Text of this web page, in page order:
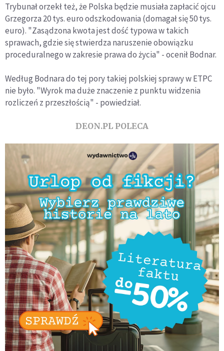
Trybunał orzekł też, że Polska będzie musiała zapłacić ojcu
Grzegorza 20 tys. euro odszkodowania (domagał się 50 tys.
euro). "Zasądzona kwota jest dość typowa w takich
sprawach, gdzie się stwierdza naruszenie obowiązku
proceduralnego w zakresie prawa do życia" - ocenił Bodnar.
Według Bodnara do tej pory takiej polskiej sprawy w ETPC
nie było. "Wyrok ma duże znaczenie z punktu widzenia
rozliczeń z przeszłością" - powiedział.
DEON.PL POLECA